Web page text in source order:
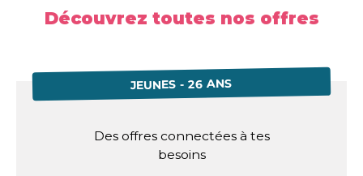
Découvrez toutes nos offres
JEUNES - 26 ANS
Des offres connectées à tes
besoins